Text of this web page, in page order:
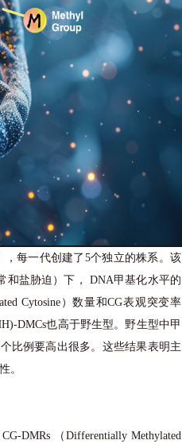
，每一代创建了5个独立的株系。该
和盐胁迫）下， DNA甲基化水平的
Cytosine）数量和CG表观突变率
DMCs也高于野生型。野生型中甲
比例要高出很多。这些结果表明主
。
DMRs （Differentially Methylated